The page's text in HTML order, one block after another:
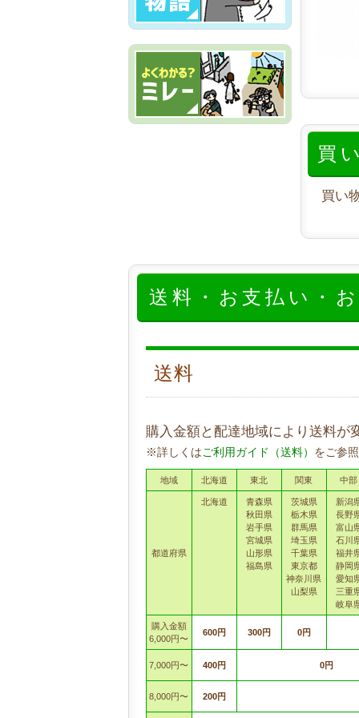
買
買い
送料・お支払い・
送料
購入金額と配達地域により送料が
※詳しくはご利用ガイド（送料） をご参
地域 北海道 東北 関東 中部
都道府県
北海道
青森県
秋田県
岩手県
宮城県
山形県
福島県
茨城県
栃木県
群馬県
埼玉県
千葉県
東京都
神奈川県
山梨県
新潟
長野
富山
石川
福井
静岡
愛知
三重
岐阜
購入金額
6,000円〜
600円 300円 0円
7,000円〜 400円 0円
8,000円〜 200円